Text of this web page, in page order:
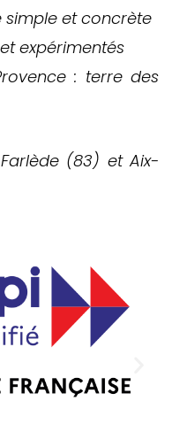
et concrète
expérimentés
: terre des
(83) et Aix-